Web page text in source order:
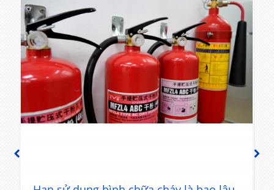
PREVIOUS NEXT